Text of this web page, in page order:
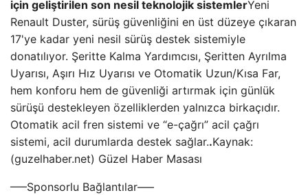
için geliştirilen son nesil teknolojik sistemlerYeni
Renault Duster, sürüş güvenliğini en üst düzeye çıkaran
17'ye kadar yeni nesil sürüş destek sistemiyle
donatılıyor. Şeritte Kalma Yardımcısı, Şeritten Ayrılma
Uyarısı, Aşırı Hız Uyarısı ve Otomatik Uzun/Kısa Far,
hem konforu hem de güvenliği artırmak için günlük
sürüşü destekleyen özelliklerden yalnızca birkaçıdır.
Otomatik acil fren sistemi ve “e-çağrı” acil çağrı
sistemi, acil durumlarda destek sağlar..Kaynak:
(guzelhaber.net) Güzel Haber Masası
—–Sponsorlu Bağlantılar—–